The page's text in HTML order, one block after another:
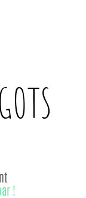
!